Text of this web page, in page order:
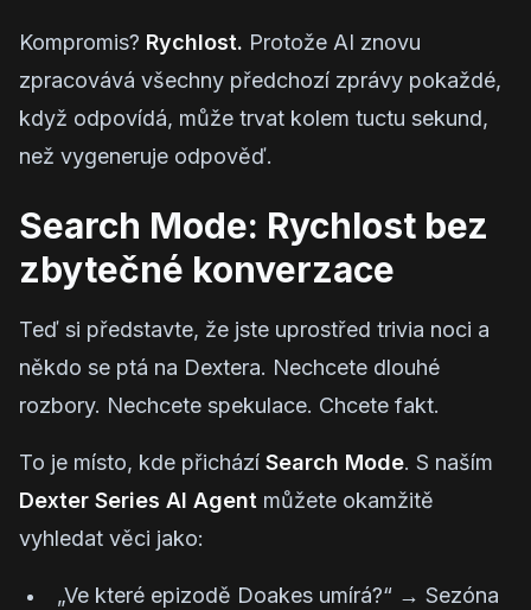
Kompromis? Rychlost. Protože AI znovu
zpracovává všechny předchozí zprávy pokaždé,
když odpovídá, může trvat kolem tuctu sekund,
než vygeneruje odpověď.
Search Mode: Rychlost bez
zbytečné konverzace
Teď si představte, že jste uprostřed trivia noci a
někdo se ptá na Dextera. Nechcete dlouhé
rozbory. Nechcete spekulace. Chcete fakt.
To je místo, kde přichází Search Mode. S naším
Dexter Series AI Agent můžete okamžitě
vyhledat věci jako:
„Ve které epizodě Doakes umírá?“ → Sezóna